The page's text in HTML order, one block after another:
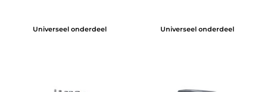
Universeel onderdeel Universeel onderdeel